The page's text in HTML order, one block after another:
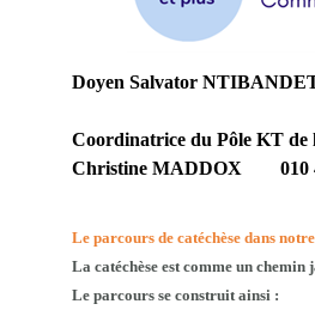
Doyen Salvator
Coordinatrice du Pôle KT de
Christine MADDOX
Le parcours de catéchèse dans
La catéchèse est comme un chemin
Le parcours se construit ainsi :